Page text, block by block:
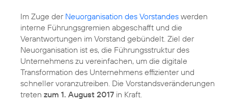
Im Zuge der Neuorganisation des Vorstandes werden
interne Führungsgremien abgeschafft und die
Verantwortungen im Vorstand gebündelt. Ziel der
Neuorganisation ist es, die Führungsstruktur des
Unternehmens zu vereinfachen, um die digitale
Transformation des Unternehmens effizienter und
schneller voranzutreiben. Die Vorstandsveränderungen
treten zum 1. August 2017 in Kraft.